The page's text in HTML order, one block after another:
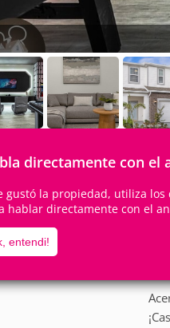
directamente con el
gustó la propiedad, utiliza los
hablar directamente con el
entendi!
17Personas